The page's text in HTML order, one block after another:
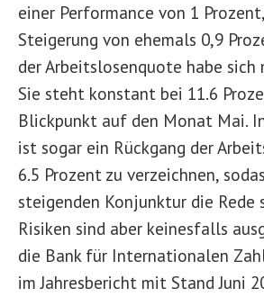
einer Performance von 1
Steigerung von ehemals 0,9
der Arbeitslosenquote habe sich
Sie steht konstant bei 11.6
Blickpunkt auf den Monat Mai.
ist sogar ein Rückgang der
6.5 Prozent zu verzeichnen,
steigenden Konjunktur die Rede
Risiken sind aber keinesfalls
die Bank für Internationalen
im Jahresbericht mit Stand Juni